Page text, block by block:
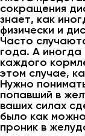
сокращения
знает, как
физически и
Часто
года. А
каждого
этом случае,
Нужно
попавший в
ваших силах
было как
проник в